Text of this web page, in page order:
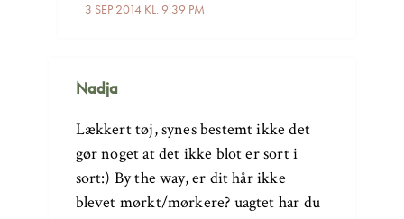
3 SEP 2014 KL. 9:39 PM
Nadja
Lækkert tøj, synes bestemt ikke det
gør noget at det ikke blot er sort i
sort:) By the way, er dit hår ikke
blevet mørkt/mørkere? uagtet har du